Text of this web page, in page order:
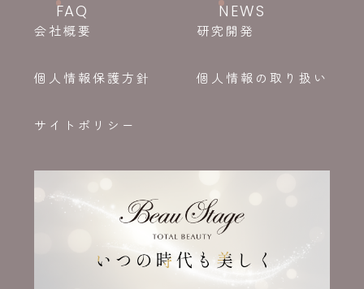
FAQ NEWS
会社概要 研究開発
個人情報保護方針 個人情報の取り扱い
サイトポリシー